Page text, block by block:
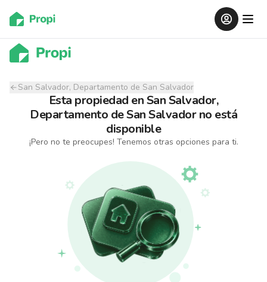
San Salvador, Departamento de San Salvador
Esta propiedad enSan Salvador,
Departamento de San Salvador no está
disponible
¡Pero no te preocupes! Tenemos otras opciones para ti.